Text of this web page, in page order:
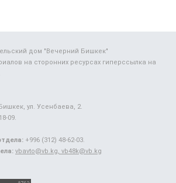
дом "Вечерний Бишкек"
на сторонних ресурсах гиперссылка на
ул. Усенбаева, 2.
09.
+996 (312) 48-62-03.
vbavto@vb.kg, vb48k@vb.kg